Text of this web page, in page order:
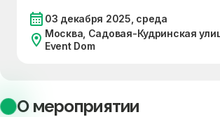
03 декабря 2025, среда
Москва, Садовая-Кудринская
Event Dom
О мероприятии